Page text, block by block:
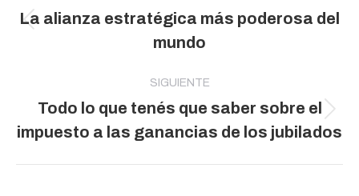
publicaciones Publicación
anterior:
La alianza estratégica más poderosa del
mundo
SIGUIENTE
Publicación
siguiente:
Todo lo que tenés que saber sobre el
impuesto a las ganancias de los jubilados